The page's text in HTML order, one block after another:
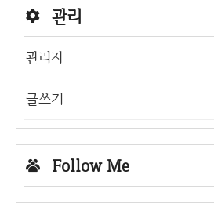
관리
관리자
글쓰기
Follow Me